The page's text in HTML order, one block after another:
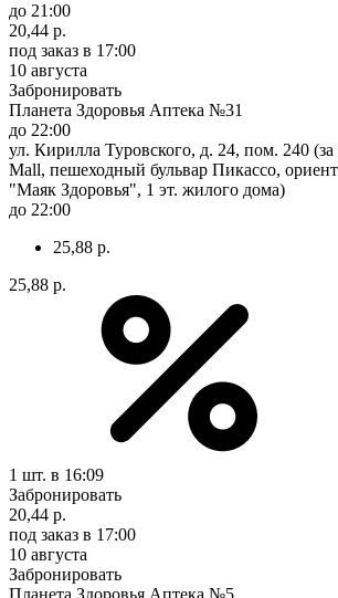
до 21:00
20,44 р.
под заказ в 17:00
10 августа
Забронировать
Планета Здоровья Аптека №31
до 22:00
ул. Кирилла Туровского, д. 24, пом. 240
Mall, пешеходный бульвар Пикассо,
"Маяк Здоровья", 1 эт. жилого дома)
до 22:00
25,88 р.
25,88 р.
1 шт. в 16:09
Забронировать
20,44 р.
под заказ в 17:00
10 августа
Забронировать
Планета Здоровья Аптека №5